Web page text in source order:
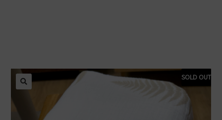
SOLD OUT